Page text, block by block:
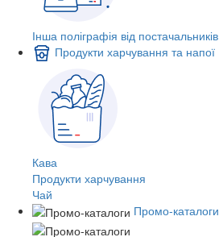
Інша поліграфія від постачальників
Продукти харчування та напої
Кава
Продукти харчування
Чай
Промо-каталоги